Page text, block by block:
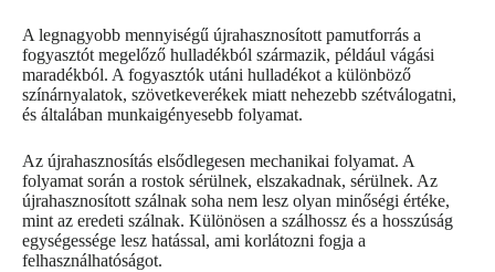
A legnagyobb mennyiségű újrahasznosított pamutforrás a
fogyasztót megelőző hulladékból származik, például vágási
maradékból. A fogyasztók utáni hulladékot a különböző
színárnyalatok, szövetkeverékek miatt nehezebb szétválogatni,
és általában munkaigényesebb folyamat.
Az újrahasznosítás elsődlegesen mechanikai folyamat. A
folyamat során a rostok sérülnek, elszakadnak, sérülnek. Az
újrahasznosított szálnak soha nem lesz olyan minőségi értéke,
mint az eredeti szálnak. Különösen a szálhossz és a hosszúság
egységessége lesz hatással, ami korlátozni fogja a
felhasználhatóságot.